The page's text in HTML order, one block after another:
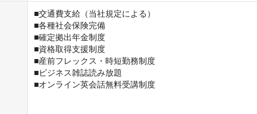
■交通費支給（当社規定による）
■各種社会保険完備
■確定拠出年金制度
■資格取得支援制度
■産前フレックス・時短勤務制度
■ビジネス雑誌読み放題
■オンライン英会話無料受講制度